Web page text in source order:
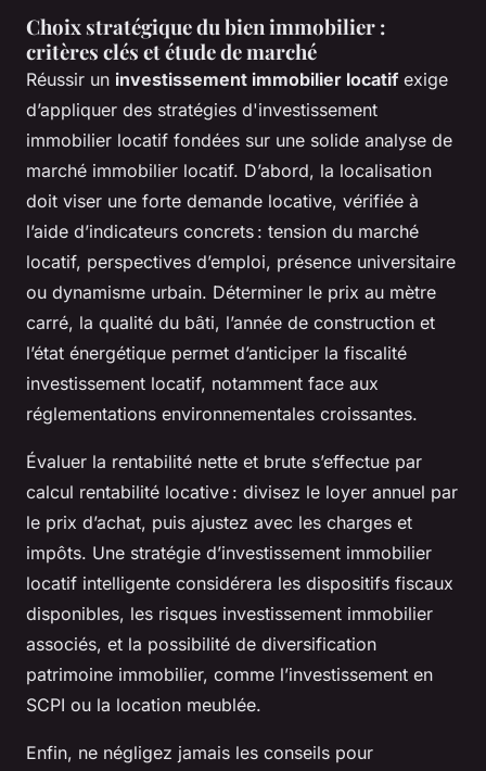
Choix stratégique du bien immobilier :
critères clés et étude de marché
Réussir un investissement immobilier locatif exige
d’appliquer des stratégies d'investissement
immobilier locatif fondées sur une solide analyse de
marché immobilier locatif. D’abord, la localisation
doit viser une forte demande locative, vérifiée à
l’aide d’indicateurs concrets : tension du marché
locatif, perspectives d’emploi, présence universitaire
ou dynamisme urbain. Déterminer le prix au mètre
carré, la qualité du bâti, l’année de construction et
l’état énergétique permet d’anticiper la fiscalité
investissement locatif, notamment face aux
réglementations environnementales croissantes.
Évaluer la rentabilité nette et brute s’effectue par
calcul rentabilité locative : divisez le loyer annuel par
le prix d’achat, puis ajustez avec les charges et
impôts. Une stratégie d’investissement immobilier
locatif intelligente considérera les dispositifs fiscaux
disponibles, les risques investissement immobilier
associés, et la possibilité de diversification
patrimoine immobilier, comme l’investissement en
SCPI ou la location meublée.
Enfin, ne négligez jamais les conseils pour